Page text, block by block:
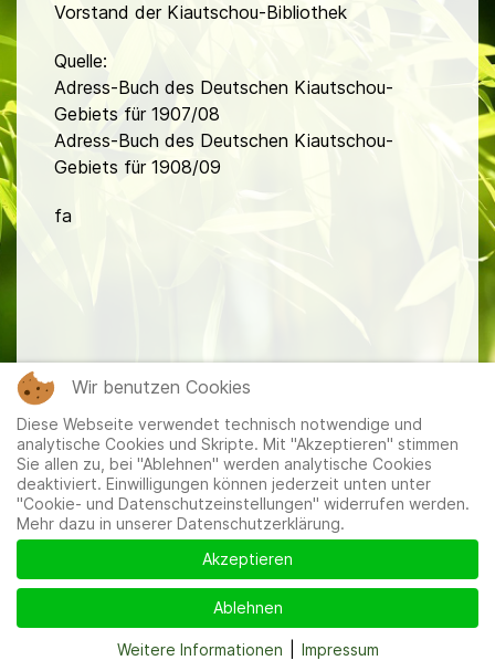
Vorstand der Kiautschou-Bibliothek
Quelle:
Adress-Buch des Deutschen Kiautschou-
Gebiets für 1907/08
Adress-Buch des Deutschen Kiautschou-
Gebiets für 1908/09
fa
Mitglieder| Impressum| Datenschutzerklärung
Wir benutzen Cookies
Diese Webseite verwendet technisch notwendige und
analytische Cookies und Skripte. Mit "Akzeptieren" stimmen
Sie allen zu, bei "Ablehnen" werden analytische Cookies
deaktiviert. Einwilligungen können jederzeit unten unter
"Cookie- und Datenschutzeinstellungen" widerrufen werden.
Mehr dazu in unserer Datenschutzerklärung.
Akzeptieren
Ablehnen
Weitere Informationen Impressum